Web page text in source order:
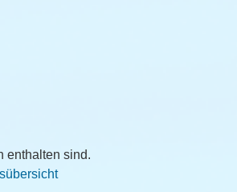
enthalten sind.